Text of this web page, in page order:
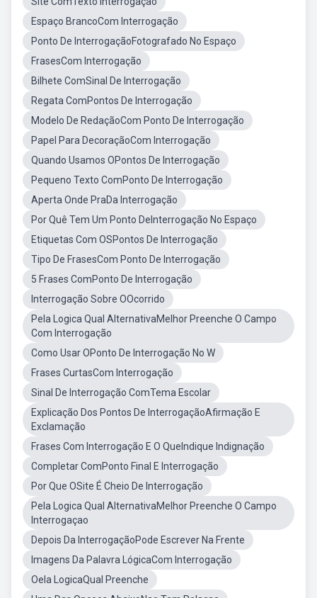
Espaço BrancoCom Interrogação
Ponto De InterrogaçãoFotografado No Espaço
FrasesCom Interrogação
Bilhete ComSinal De Interrogação
Regata ComPontos De Interrogação
Modelo De RedaçãoCom Ponto De Interrogação
Papel Para DecoraçãoCom Interrogação
Quando Usamos OPontos De Interrogação
Pequeno Texto ComPonto De Interrogação
Aperta Onde PraDa Interrogação
Por Quê Tem Um Ponto DeInterrogação No Espaço
Etiquetas Com OSPontos De Interrogação
Tipo De FrasesCom Ponto De Interrogação
5 Frases ComPonto De Interrogação
Interrogação Sobre OOcorrido
Pela Logica Qual AlternativaMelhor Preenche O Campo
Com Interrogação
Como Usar OPonto De Interrogação No W
Frases CurtasCom Interrogação
Sinal De Interrogação ComTema Escolar
Explicação Dos Pontos De InterrogaçãoAfirmação E
Exclamação
Frases Com Interrogação E O QueIndique Indignação
Completar ComPonto Final E Interrogação
Por Que OSite É Cheio De Interrogação
Pela Logica Qual AlternativaMelhor Preenche O Campo
Interrogaçao
Depois Da InterrogaçãoPode Escrever Na Frente
Imagens Da Palavra LógicaCom Interrogação
Oela LogicaQual Preenche